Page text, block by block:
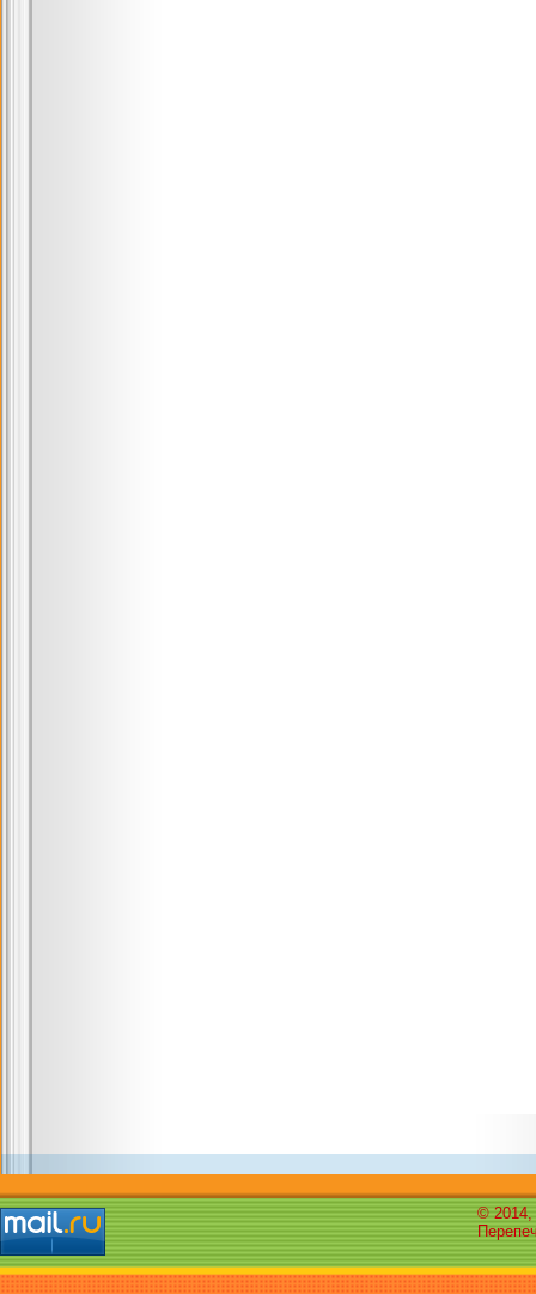
© 2014,